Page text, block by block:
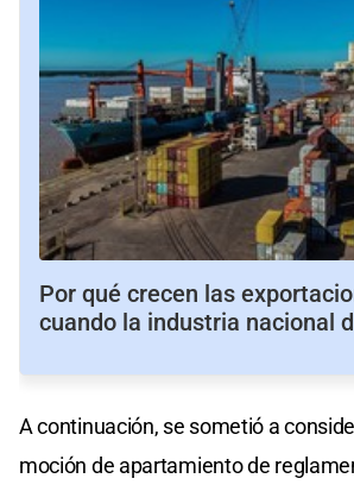
Por qué crecen las
cuando la industria nacional
A continuación, se sometió a
moción de apartamiento de